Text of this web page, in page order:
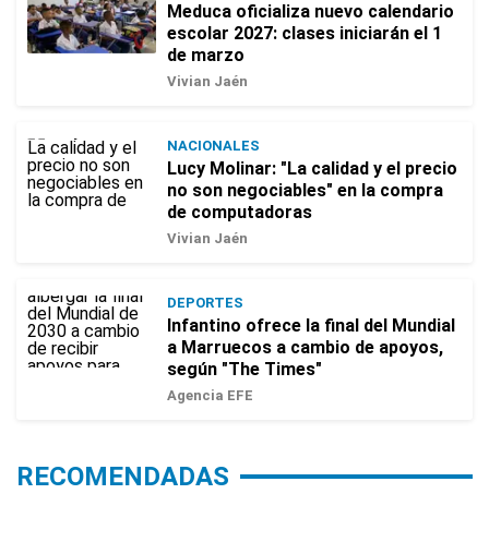
Meduca oficializa nuevo calendario
escolar 2027: clases iniciarán el 1
de marzo
Vivian Jaén
NACIONALES
Lucy Molinar: "La calidad y el precio
no son negociables" en la compra
de computadoras
Vivian Jaén
DEPORTES
Infantino ofrece la final del Mundial
a Marruecos a cambio de apoyos,
según "The Times"
Agencia EFE
RECOMENDADAS